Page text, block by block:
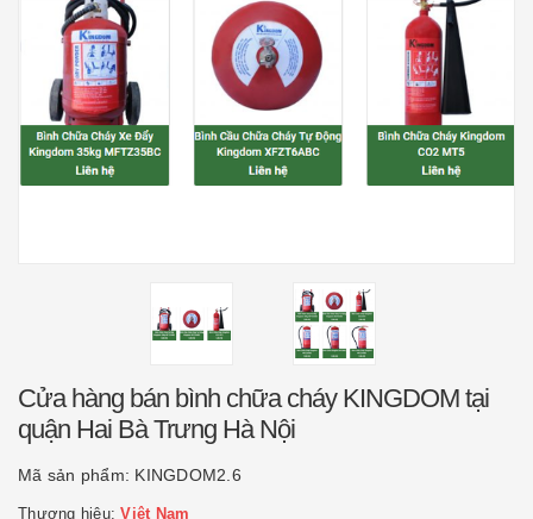
Cửa hàng bán bình chữa cháy KINGDOM tại
quận Hai Bà Trưng Hà Nội
Mã sản phẩm: KINGDOM2.6
Thương hiệu:Việt Nam